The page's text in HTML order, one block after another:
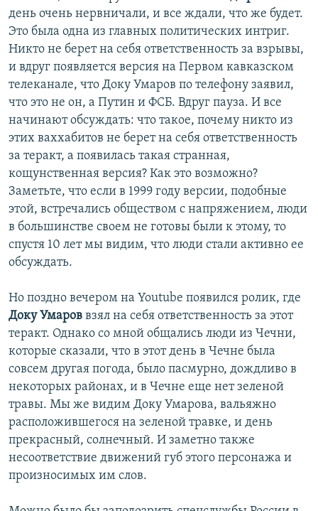
день очень нервничали, и все ждали, что же будет.
Это была одна из главных политических интриг.
Никто не берет на себя ответственность за взрывы,
и вдруг появляется версия на Первом кавказском
телеканале, что Доку Умаров по телефону заявил,
что это не он, а Путин и ФСБ. Вдруг пауза. И все
начинают обсуждать: что такое, почему никто из
этих ваххабитов не берет на себя ответственность
за теракт, а появилась такая странная,
кощунственная версия? Как это возможно?
Заметьте, что если в 1999 году версии, подобные
этой, встречались обществом с напряжением, люди
в большинстве своем не готовы были к этому, то
спустя 10 лет мы видим, что люди стали активно ее
обсуждать.
Но поздно вечером на Youtube появился ролик, где
Доку Умаров взял на себя ответственность за этот
теракт. Однако со мной общались люди из Чечни,
которые сказали, что в этот день в Чечне была
совсем другая погода, было пасмурно, дождливо в
некоторых районах, и в Чечне еще нет зеленой
травы. Мы же видим Доку Умарова, вальяжно
расположившегося на зеленой травке, и день
прекрасный, солнечный. И заметно также
несоответствие движений губ этого персонажа и
произносимых им слов.